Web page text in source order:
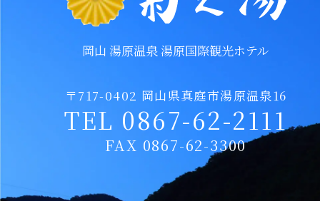
岡山 湯原温泉 湯原国際観光ホテル
〒717-0402 岡山県真庭市湯原温泉16
TEL 0867-62-2111
FAX 0867-62-3300